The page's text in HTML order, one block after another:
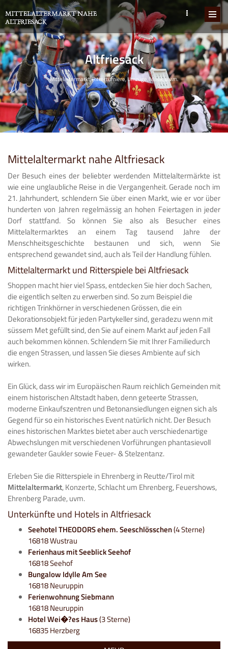
Altfriesack
Mittelaltermarkt, Ritterturniere, Umzüge, Musik, u.v.m.
Mittelaltermarkt nahe Altfriesack
Der Besuch eines der beliebter werdenden Mittelaltermärkte ist
wie eine unglaubliche Reise in die Vergangenheit. Gerade noch im
21. Jahrhundert, schlendern Sie über einen Markt, wie er vor über
hunderten von Jahren regelmässig an hohen Feiertagen in jeder
Dorf stattfand. So können Sie also als Besucher eines
Mittelaltermarktes an einem Tag tausend Jahre der
Menschheitsgeschichte bestaunen und sich, wenn Sie
entsprechend gewandet sind, auch als Teil der Handlung fühlen.
Mittelaltermarkt und Ritterspiele bei Altfriesack
Shoppen macht hier viel Spass, entdecken Sie hier doch Sachen,
die eigentlich selten zu erwerben sind. So zum Beispiel die
richtigen Trinkhörner in verschiedenen Grössen, die ein
Dekorationsobjekt für jeden Partykeller sind, geradezu wenn mit
süssem Met gefüllt sind, den Sie auf einem Markt auf jeden Fall
auch bekommen können. Schlendern Sie mit Ihrer Familiedurch
die engen Strassen, und lassen Sie dieses Ambiente auf sich
wirken.
Ein Glück, dass wir im Europäischen Raum reichlich Gemeinden mit
einem historischen Altstadt haben, denn geteerte Strassen,
moderne Einkaufszentren und Betonansiedlungen eignen sich als
Gegend für so ein historisches Event natürlich nicht. Der Besuch
eines historischen Marktes bietet aber auch verschiedenartige
Abwechslungen mit verschiedenen Vorführungen phantasievoll
gewandeter Gaukler sowie Feuer- & Stelzentanz.
Erleben Sie die Ritterspiele in Ehrenberg in Reutte/Tirol mit
Mittelaltermarkt, Konzerte, Schlacht um Ehrenberg, Feuershows,
Ehrenberg Parade, uvm.
Unterkünfte und Hotels in Altfriesack
Seehotel THEODORS ehem. Seeschlösschen(4 Sterne)
16818 Wustrau
Ferienhaus mit Seeblick Seehof
16818 Seehof
Bungalow Idylle Am See
16818 Neuruppin
Ferienwohnung Siebmann
16818 Neuruppin
Hotel Wei�?es Haus(3 Sterne)
16835 Herzberg